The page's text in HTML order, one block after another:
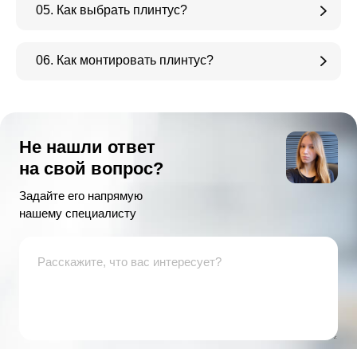
05. Как выбрать плинтус?
06. Как монтировать плинтус?
Не нашли ответ
на свой вопрос?
Задайте его напрямую
нашему специалисту